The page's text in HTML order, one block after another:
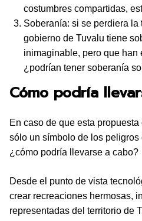
costumbres compartidas,
Soberanía: si se perdiera la
gobierno de Tuvalu tiene
inimaginable, pero que han
¿podrían tener soberanía
Cómo podría
En caso de que esta
sólo un símbolo de los
¿cómo podría llevarse a cabo?
Desde el punto de vista
crear recreaciones hermosas,
representadas del territorio de